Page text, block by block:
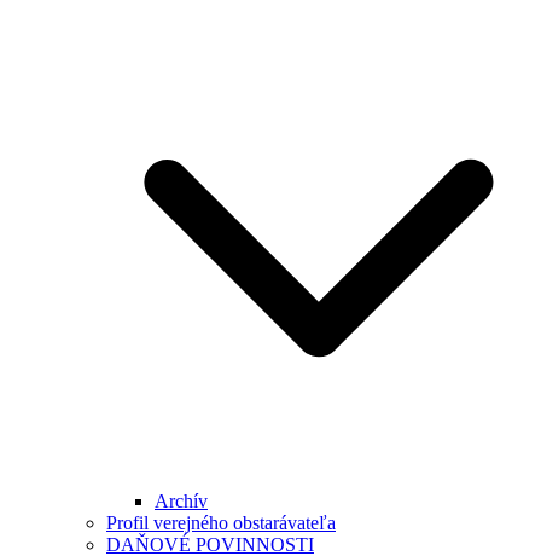
Archív
Profil verejného obstarávateľa
DAŇOVÉ POVINNOSTI